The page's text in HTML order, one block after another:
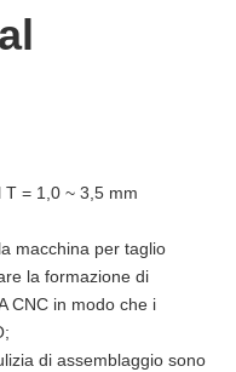
T = 1,0 ~ 3,5 mm
macchina per taglio
la formazione di
CNC in modo che i
di assemblaggio sono